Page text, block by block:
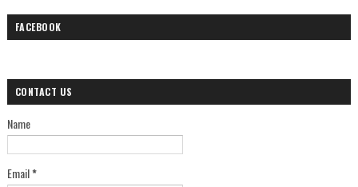
FACEBOOK
CONTACT US
Name
Email*